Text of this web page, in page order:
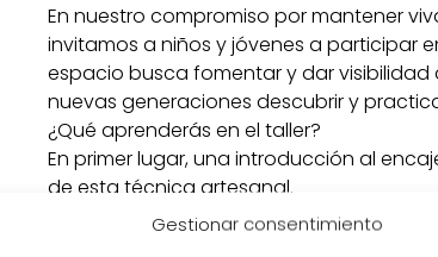
Gestionar consentimiento
En nuestro compromiso por mantener
invitamos a niños y jóvenes a participar
espacio busca fomentar y dar
nuevas generaciones descubrir y
¿Qué aprenderás en el taller?
En primer lugar, una introducción al
de esta técnica artesanal.
También técnicas básicas: aprende los